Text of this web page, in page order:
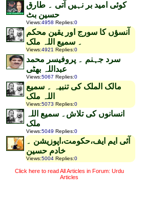
کوئی امید بر نہیں آتی ۔ طارق
حسین بٹ
Views:4958 Replies:0
آنسؤں کا سورج اور یقین محکم
۔ سمیع اللہ ملک
Views:4921 Replies:0
سرد جہنم ۔ پروفیسر محمد
عبداللہ بھٹی
Views:5067 Replies:0
مالک الملک کی تنبیہ ۔ سمیع
اللہ ملک
Views:5073 Replies:0
انسانوں کی تلاش۔ سمیع اللہ
ملک
Views:5049 Replies:0
آئی ایم ایف،حکومت،اپوزیشن ۔
خادم حسین
Views:5004 Replies:0
Click here to read All Articles in Forum: Urdu
Articles